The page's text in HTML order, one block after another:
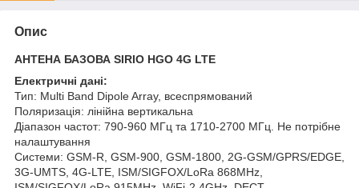
Опис
АНТЕНА БАЗОВА SIRIO HGO 4G LTE
Електричні дані:
Тип: Multi Band Dipole Array, всеспрямований
Поляризація: лінійна вертикальна
Діапазон частот: 790-960 МГц та 1710-2700 МГц. Не потрібне
налаштування
Системи: GSM-R, GSM-900, GSM-1800, 2G-GSM/GPRS/EDGE,
3G-UMTS, 4G-LTE, ISM/SIGFOX/LoRa 868MHz,